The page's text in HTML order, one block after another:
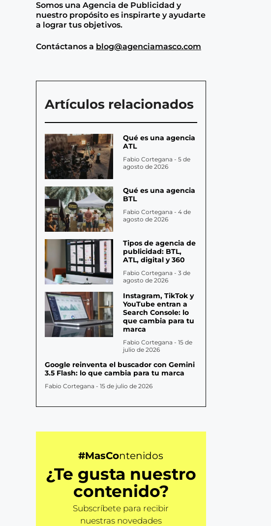
Somos una Agencia de Publicidad y
nuestro propósito es inspirarte y ayudarte
a lograr tus objetivos.
Contáctanos a blog@agenciamasco.com
Artículos relacionados
Qué es una agencia
ATL
Fabio Cortegana 5 de
agosto de 2026
Qué es una agencia
BTL
Fabio Cortegana 4 de
agosto de 2026
Tipos de agencia de
publicidad: BTL,
ATL, digital y 360
Fabio Cortegana 3 de
agosto de 2026
Instagram, TikTok y
YouTube entran a
Search Console: lo
que cambia para tu
marca
Fabio Cortegana 15 de
julio de 2026
Google reinventa el buscador con Gemini
3.5 Flash: lo que cambia para tu marca
Fabio Cortegana 15 de julio de 2026
#MasContenidos
¿Te gusta nuestro
contenido?
Subscríbete para recibir
nuestras novedades